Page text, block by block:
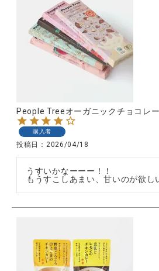
People Treeオーガニックチョコレ
購入者
投稿日 2026/04/18
うすいかなーーー！！
もうすこしあまい、甘いのが欲し